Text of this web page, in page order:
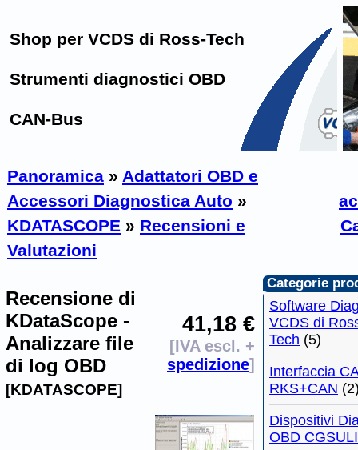
Shop per VCDS di Ross-Tech
Strumenti diagnostici OBD
CAN-Bus
Panoramica » Adattatori OBD e
Accessori Diagnostica Auto »
KDATASCOPE » Recensioni e
Valutazioni
Recensione di
KDataScope -
Analizzare file
di log OBD
[KDATASCOPE]
41,18 €
[IVA escl. +
spedizione]
Categorie
Software
VCDS di
Tech (5)
Interfaccia
RKS+CAN
Dispositivi
OBD